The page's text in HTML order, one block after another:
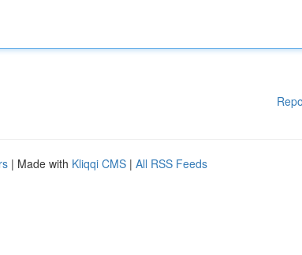
| Made with Kliqqi CMS | All RSS Feeds